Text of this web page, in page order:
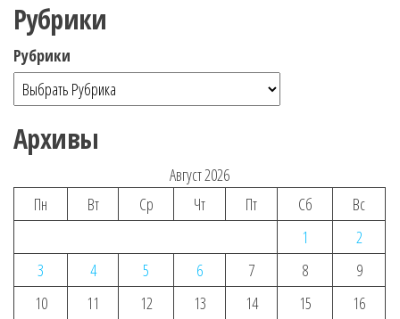
Рубрики
Рубрики
Архивы
Август 2026
Пн
Вт Ср Чт Пт Сб
Вс
1
2
3
4 5 6 7 8
9
10
11 12 13 14 15
16